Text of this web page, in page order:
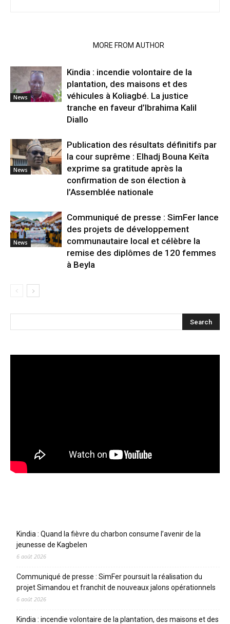
MORE FROM AUTHOR
News
Kindia : incendie volontaire de la
plantation, des maisons et des
véhicules à Koliagbé. La justice
tranche en faveur d’Ibrahima Kalil
Diallo
News
Publication des résultats définitifs par
la cour suprême : Elhadj Bouna Keïta
exprime sa gratitude après la
confirmation de son élection à
l’Assemblée nationale
News
Communiqué de presse : SimFer lance
des projets de développement
communautaire local et célèbre la
remise des diplômes de 120 femmes
à Beyla
Kindia : Quand la fièvre du charbon consume l’avenir de la
jeunesse de Kagbelen
6 août 2026
Communiqué de presse : SimFer poursuit la réalisation du
projet Simandou et franchit de nouveaux jalons opérationnels
6 août 2026
Kindia : incendie volontaire de la plantation, des maisons et des